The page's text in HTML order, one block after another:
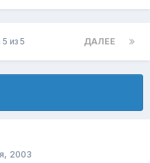
ДАЛЕЕ
из 5
2003